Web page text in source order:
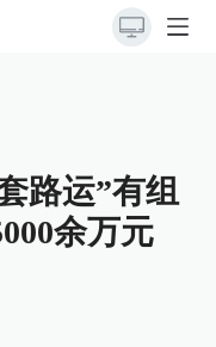
路运”有组
余万元